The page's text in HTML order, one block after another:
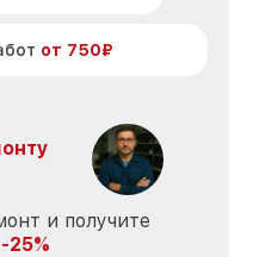
от 750₽
и получите
25%